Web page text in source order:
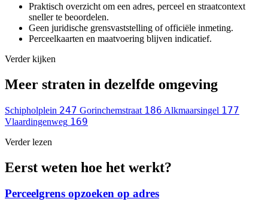
Praktisch overzicht om een adres, perceel en straatcontext
sneller te beoordelen.
Geen juridische grensvaststelling of officiële inmeting.
Perceelkaarten en maatvoering blijven indicatief.
Verder kijken
Meer straten in dezelfde omgeving
Schipholplein 247 Gorinchemstraat 186 Alkmaarsingel 177
Vlaardingenweg 169
Verder lezen
Eerst weten hoe het werkt?
Perceelgrens opzoeken op adres